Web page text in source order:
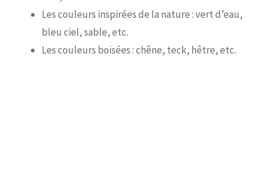
Les couleurs inspirées de la nature : vert d’eau,
bleu ciel, sable, etc.
Les couleurs boisées : chêne, teck, hêtre, etc.